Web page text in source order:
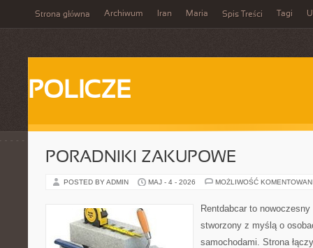
Strona główna Archiwum Iran Maria Spis Treści Tagi
POLICZE
PORADNIKI ZAKUPOWE
POSTED BY ADMIN MAJ - 4 - 2026 MOŻLIWOŚĆ
Rentdabcar to
stworzony z myślą o
samochodami. Strona